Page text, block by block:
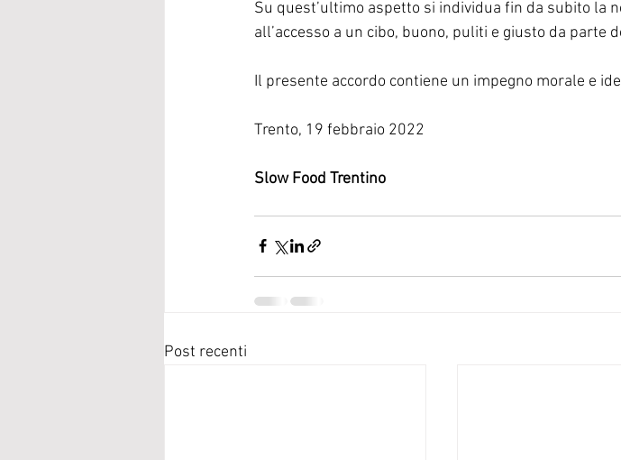
Su quest’ultimo aspetto si individua fin da subito la
all’accesso a un cibo, buono, puliti e giusto da parte
Il presente accordo contiene un impegno morale e
Trento, 19 febbraio 2022
Slow Food Trentino
Post recenti